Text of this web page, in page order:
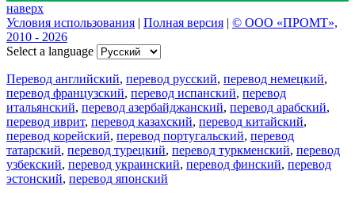
наверх
Условия использования | Полная версия | © ООО «ПРОМТ»,
2010 - 2026
Select a language
Перевод английский, перевод русский, перевод немецкий,
перевод французский, перевод испанский, перевод
итальянский, перевод азербайджанский, перевод арабский,
перевод иврит, перевод казахский, перевод китайский,
перевод корейский, перевод португальский, перевод
татарский, перевод турецкий, перевод туркменский, перевод
узбекский, перевод украинский, перевод финский, перевод
эстонский, перевод японский